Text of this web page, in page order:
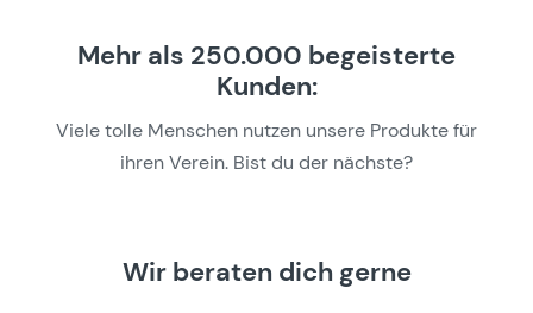
Mehr als 250.000 begeisterte
Kunden:
Viele tolle Menschen nutzen unsere Produkte für
ihren Verein. Bist du der nächste?
Wir beraten dich gerne